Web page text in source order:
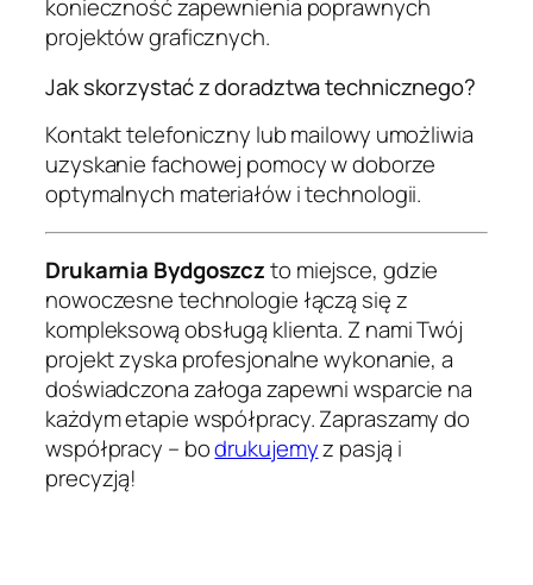
konieczność zapewnienia poprawnych
projektów graficznych.
Jak skorzystać z doradztwa technicznego?
Kontakt telefoniczny lub mailowy umożliwia
uzyskanie fachowej pomocy w doborze
optymalnych materiałów i technologii.
Drukarnia Bydgoszczto miejsce, gdzie
nowoczesne technologie łączą się z
kompleksową obsługą klienta. Z nami Twój
projekt zyska profesjonalne wykonanie, a
doświadczona załoga zapewni wsparcie na
każdym etapie współpracy. Zapraszamy do
współpracy – bodrukujemyz pasją i
precyzją!